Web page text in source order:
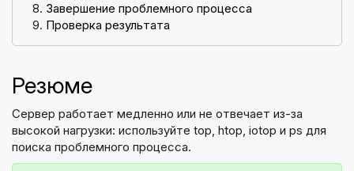
Завершение проблемного процесса
Проверка результата
Резюме
Сервер работает медленно или не отвечает из-за
высокой нагрузки: используйте top, htop, iotop и ps для
поиска проблемного процесса.